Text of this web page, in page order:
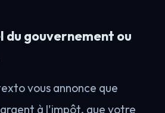
du gouvernement ou
vous annonce que
à l'impôt, que votre